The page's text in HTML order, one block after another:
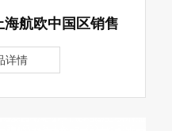
航欧中国区销售
详情